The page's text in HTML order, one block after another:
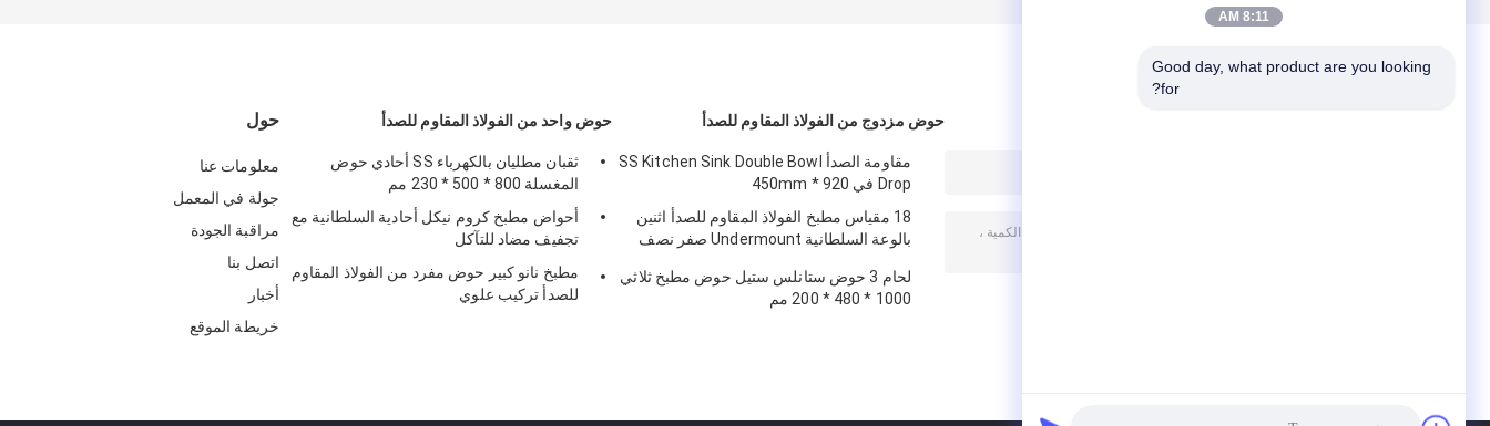
حول
معلومات عنا
جولة في المعمل
مراقبة الجودة
اتصل بنا
أخبار
خريطة الموقع
حوض واحد من الفولاذ المقاوم للصدأ
ثقبان مطليان بالكهرباء SS أحادي حوض
المغسلة 800 * 500 * 230 مم
أحواض مطبخ كروم نيكل أحادية السلطانية مع
تجفيف مضاد للتآكل
مطبخ نانو كبير حوض مفرد من الفولاذ المقاوم
للصدأ تركيب علوي
حوض مزدوج من الفولاذ المقاوم للصدأ
مقاومة الصدأ SS Kitchen Sink Double Bowl
Drop في 920 * 450mm
18 مقياس مطبخ الفولاذ المقاوم للصدأ اثنين
بالوعة السلطانية Undermount صفر نصف
لحام 3 حوض ستانلس ستيل حوض مطبخ ثلاثي
1000 * 480 * 200 مم
8:11 AM
Good day, what product are you looking
for?